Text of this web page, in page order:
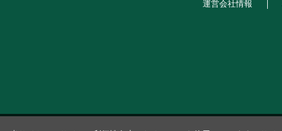
運営会社情報